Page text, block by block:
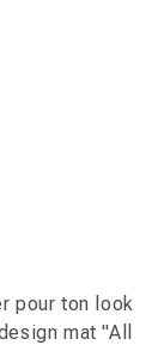
pour ton look
mat "All